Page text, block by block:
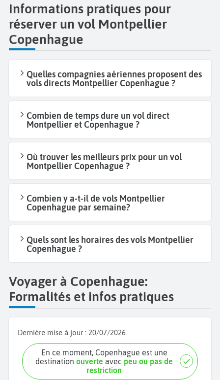
Informations pratiques pour
réserver un vol Montpellier
Copenhague
Quelles compagnies aériennes proposent des
vols directs Montpellier Copenhague ?
Combien de temps dure un vol direct
Montpellier et Copenhague ?
Où trouver les meilleurs prix pour un vol
Montpellier Copenhague ?
Combien y a-t-il de vols Montpellier
Copenhague par semaine?
Quels sont les horaires des vols Montpellier
Copenhague ?
Voyager à Copenhague:
Formalités et infos pratiques
Dernière mise à jour : 20/07/2026
En ce moment, Copenhague est une
destinationouverte avec peu ou pas de
restriction